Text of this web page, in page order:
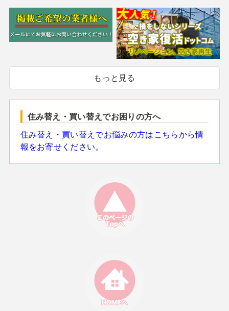
もっと見る
住み替え・買い替えでお困りの方へ
住み替え・買い替えでお悩みの方はこちらから情
報をお寄せください。